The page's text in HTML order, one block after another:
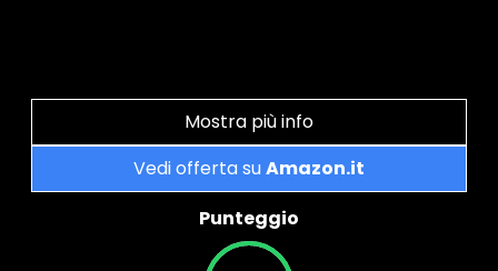
Mostra più info
Vedi offerta suAmazon.it
Punteggio